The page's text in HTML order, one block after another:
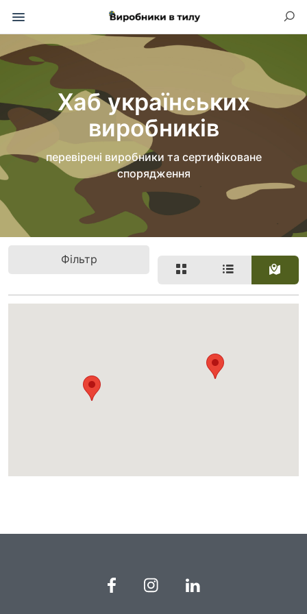
Хаб українських
виробників
перевірені виробники та сертифіковане
спорядження
Фільтр